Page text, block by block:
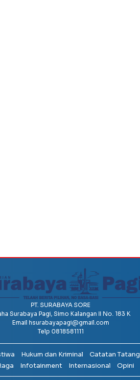
PT. SURABAYA SORE
Surabaya Pagi, Simo Kalangan II No. 183 K
Email hsurabayapagi@gmail.com
Telp 0818581111
Hukum dan Kriminal Catatan Tatang
Infotainment Internasional Opini